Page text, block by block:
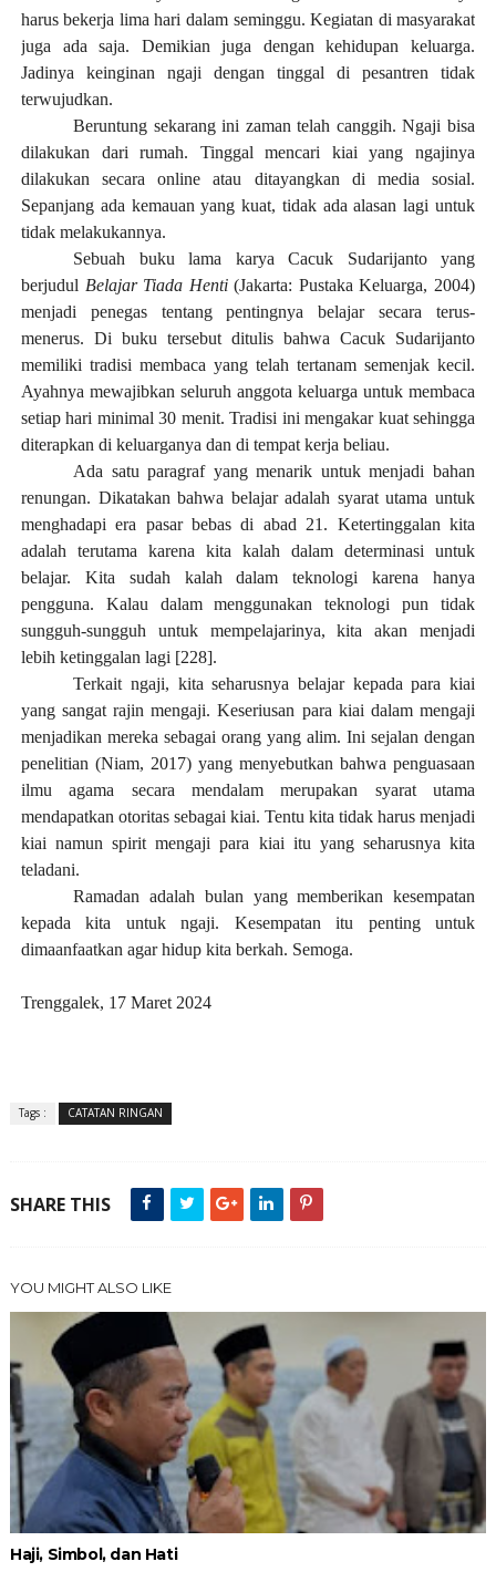
harus bekerja lima hari dalam seminggu. Kegiatan di masyarakat
juga ada saja. Demikian juga dengan kehidupan keluarga.
Jadinya keinginan ngaji dengan tinggal di pesantren tidak
terwujudkan.
Beruntung sekarang ini zaman telah canggih. Ngaji bisa
dilakukan dari rumah. Tinggal mencari kiai yang ngajinya
dilakukan secara online atau ditayangkan di media sosial.
Sepanjang ada kemauan yang kuat, tidak ada alasan lagi untuk
tidak melakukannya.
Sebuah buku lama karya Cacuk Sudarijanto yang
berjudul Belajar Tiada Henti(Jakarta: Pustaka Keluarga, 2004)
menjadi penegas tentang pentingnya belajar secara terus-
menerus. Di buku tersebut ditulis bahwa Cacuk Sudarijanto
memiliki tradisi membaca yang telah tertanam semenjak kecil.
Ayahnya mewajibkan seluruh anggota keluarga untuk membaca
setiap hari minimal 30 menit. Tradisi ini mengakar kuat sehingga
diterapkan di keluarganya dan di tempat kerja beliau.
Ada satu paragraf yang menarik untuk menjadi bahan
renungan. Dikatakan bahwa belajar adalah syarat utama untuk
menghadapi era pasar bebas di abad 21. Ketertinggalan kita
adalah terutama karena kita kalah dalam determinasi untuk
belajar. Kita sudah kalah dalam teknologi karena hanya
pengguna. Kalau dalam menggunakan teknologi pun tidak
sungguh-sungguh untuk mempelajarinya, kita akan menjadi
lebih ketinggalan lagi [228].
Terkait ngaji, kita seharusnya belajar kepada para kiai
yang sangat rajin mengaji. Keseriusan para kiai dalam mengaji
menjadikan mereka sebagai orang yang alim. Ini sejalan dengan
penelitian (Niam, 2017)yang menyebutkan bahwa penguasaan
ilmu agama secara mendalam merupakan syarat utama
mendapatkan otoritas sebagai kiai. Tentu kita tidak harus menjadi
kiai namun spirit mengaji para kiai itu yang seharusnya kita
teladani.
Ramadan adalah bulan yang memberikan kesempatan
kepada kita untuk ngaji. Kesempatan itu penting untuk
dimaanfaatkan agar hidup kita berkah. Semoga.
Trenggalek, 17 Maret 2024
Tags : CATATAN RINGAN
SHARE THIS
YOU MIGHT ALSO LIKE
Haji, Simbol, dan Hati